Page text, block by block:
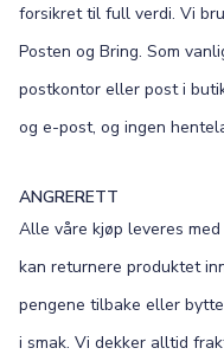
forsikret til full verdi. Vi
Posten og Bring. Som
postkontor eller post i
og e-post, og ingen
ANGRERETT
Alle våre kjøp leveres
kan returnere produktet
pengene tilbake eller
i smak. Vi dekker alltid